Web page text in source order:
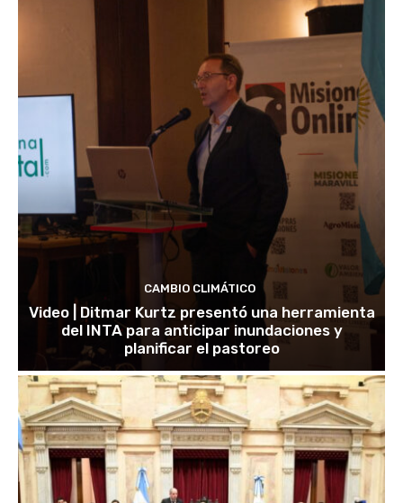
CAMBIO CLIMÁTICO
Video | Ditmar Kurtz presentó una herramienta
del INTA para anticipar inundaciones y
planificar el pastoreo